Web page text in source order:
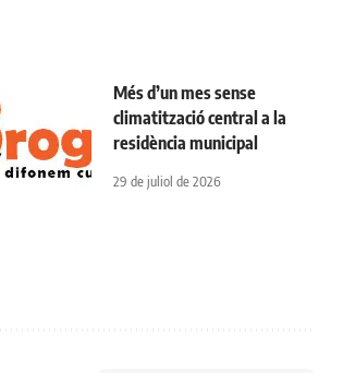
Més d’un mes sense
climatització central a la
residència municipal
29 de juliol de 2026